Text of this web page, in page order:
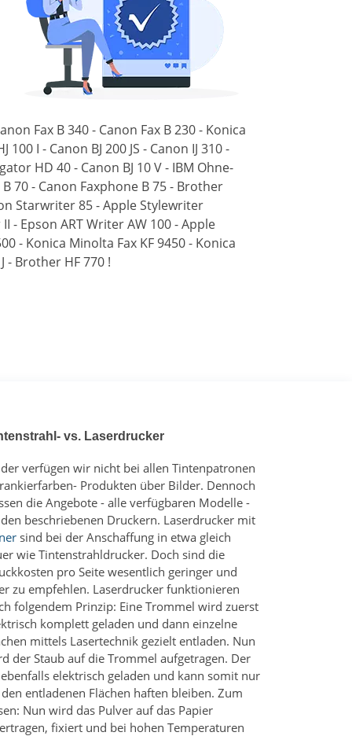
Fax B 340 - Canon Fax B 230 - Konica
I - Canon BJ 200 JS - Canon IJ 310 -
HD 40 - Canon BJ 10 V - IBM Ohne-
B 70 - Canon Faxphone B 75 - Brother
Starwriter 85 - Apple Stylewriter
- Epson ART Writer AW 100 - Apple
- Konica Minolta Fax KF 9450 - Konica
- Brother HF 770 !
vs. Laserdrucker
verfügen wir nicht bei allen Tintenpatronen
Produkten über Bilder. Dennoch
die Angebote - alle verfügbaren Modelle -
beschriebenen Druckern. Laserdrucker mit
sind bei der Anschaffung in etwa gleich
wie Tintenstrahldrucker. Doch sind die
pro Seite wesentlich geringer und
zu empfehlen. Laserdrucker funktionieren
folgendem Prinzip: Eine Trommel wird zuerst
komplett geladen und dann einzelne
mittels Lasertechnik gezielt entladen. Nun
der Staub auf die Trommel aufgetragen. Der
elektrisch geladen und kann somit nur
entladenen Flächen haften bleiben. Zum
Nun wird das Pulver auf das Papier
fixiert und bei hohen Temperaturen